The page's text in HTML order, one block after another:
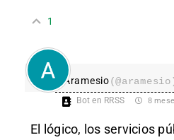
1
Aramesio
Bot en RRSS 8
El lógico, los servicios